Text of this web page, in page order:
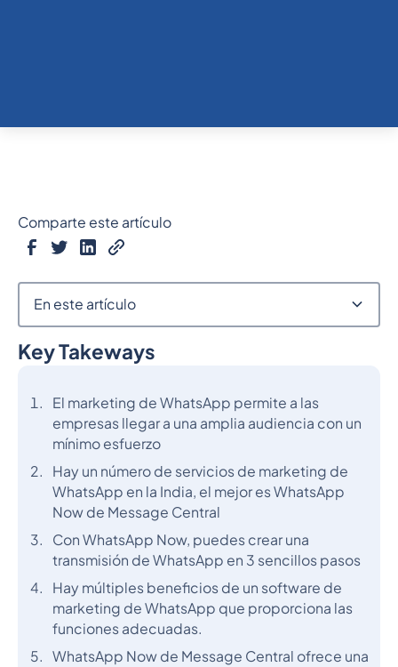
Key Takeways
El marketing de WhatsApp permite a las
empresas llegar a una amplia audiencia con un
mínimo esfuerzo
Hay un número de servicios de marketing de
WhatsApp en la India, el mejor es WhatsApp
Now de Message Central
Con WhatsApp Now, puedes crear una
transmisión de WhatsApp en 3 sencillos pasos
Hay múltiples beneficios de un software de
marketing de WhatsApp que proporciona las
funciones adecuadas.
WhatsApp Now de Message Central ofrece una
Comparte este artículo
En este artículo
Epígrafe 2